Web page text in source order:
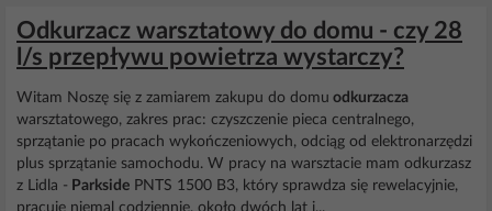
Odkurzacz warsztatowy do domu - czy 28
l/s przepływu powietrza wystarczy?
Witam Noszę się z zamiarem zakupu do domu odkurzacza
warsztatowego, zakres prac: czyszczenie pieca centralnego,
sprzątanie po pracach wykończeniowych, odciąg od elektronarzędzi
plus sprzątanie samochodu. W pracy na warsztacie mam odkurzasz
z Lidla - Parkside PNTS 1500 B3, który sprawdza się rewelacyjnie,
pracuje niemal codziennie, około dwóch lat i...